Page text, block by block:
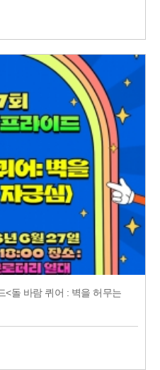
<돌 바람 퀴어 : 벽을 허무는